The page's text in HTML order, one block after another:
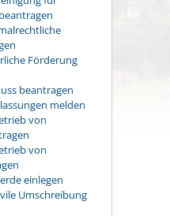
Förderung
beantragen
melden
von
von
einlegen
Umschreibung